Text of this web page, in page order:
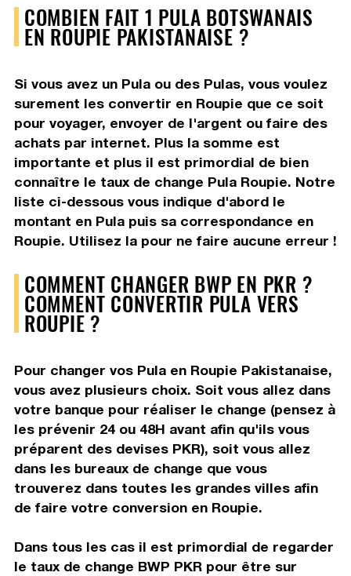
COMBIEN FAIT 1 PULA BOTSWANAIS
EN ROUPIE PAKISTANAISE ?
Si vous avez un Pula ou des Pulas, vous voulez
surement les convertir en Roupie que ce soit
pour voyager, envoyer de l'argent ou faire des
achats par internet. Plus la somme est
importante et plus il est primordial de bien
connaître le taux de change Pula Roupie. Notre
liste ci-dessous vous indique d'abord le
montant en Pula puis sa correspondance en
Roupie. Utilisez la pour ne faire aucune erreur !
COMMENT CHANGER BWP EN PKR ?
COMMENT CONVERTIR PULA VERS
ROUPIE ?
Pour changer vos Pula en Roupie Pakistanaise,
vous avez plusieurs choix. Soit vous allez dans
votre banque pour réaliser le change (pensez à
les prévenir 24 ou 48H avant afin qu'ils vous
préparent des devises PKR), soit vous allez
dans les bureaux de change que vous
trouverez dans toutes les grandes villes afin
de faire votre conversion en Roupie.
Dans tous les cas il est primordial de regarder
le taux de change BWP PKR pour être sur